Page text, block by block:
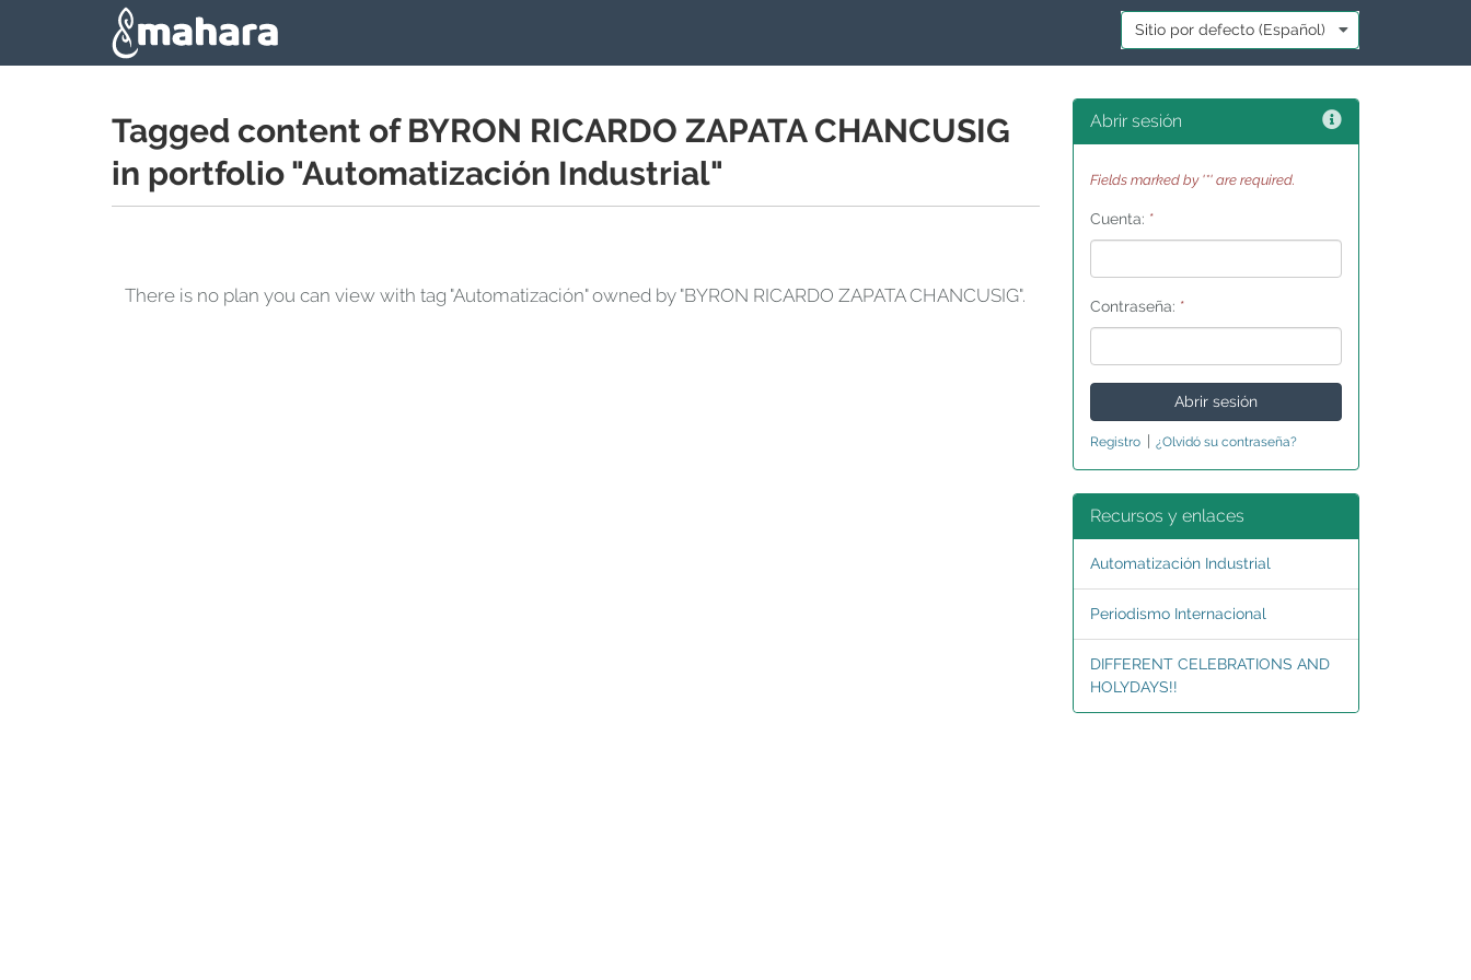
Skip to main content
Idioma:
Tagged content of BYRON RICARDO ZAPATA CHANCUSIG
in portfolio "Automatización Industrial"
There is no plan you can view with tag "Automatización" owned by "BYRON RICARDO ZAPATA CHANCUSIG".
Abrir sesión Ayuda
Fields marked by '*' are required.
Cuenta: *
Contraseña: *
Registro ¿Olvidó su contraseña?
Recursos y enlaces
Automatización Industrial
Periodismo Internacional
DIFFERENT CELEBRATIONS AND
HOLYDAYS!!